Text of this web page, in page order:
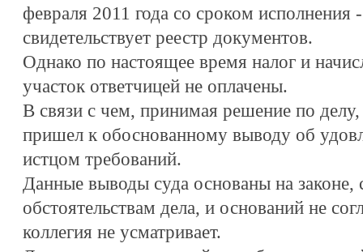
февраля 2011 года со сроком исполнения
свидетельствует реестр документов.
Однако по настоящее время налог и
участок ответчицей не оплачены.
В связи с чем, принимая решение по
пришел к обоснованному выводу об
истцом требований.
Данные выводы суда основаны на законе,
обстоятельствам дела, и оснований не
коллегия не усматривает.